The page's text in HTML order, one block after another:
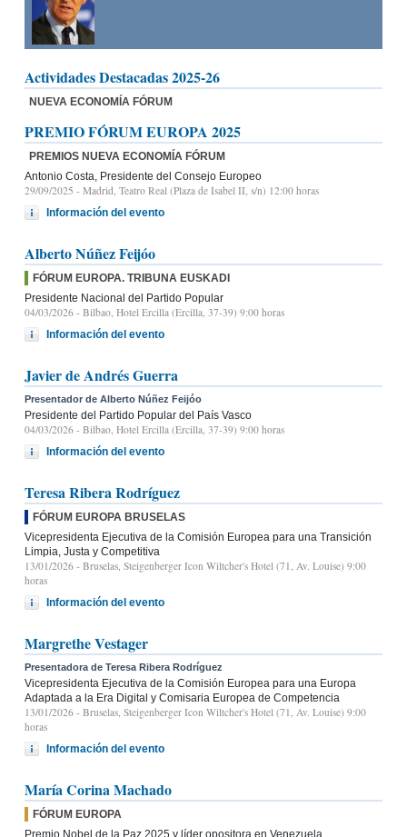
Actividades Destacadas 2025-26
NUEVA ECONOMÍA FÓRUM
PREMIO FÓRUM EUROPA 2025
PREMIOS NUEVA ECONOMÍA FÓRUM
Antonio Costa, Presidente del Consejo Europeo
29/09/2025 - Madrid, Teatro Real (Plaza de Isabel II, s/n) 12:00 horas
Información del evento
Alberto Núñez Feijóo
FÓRUM EUROPA. TRIBUNA EUSKADI
Presidente Nacional del Partido Popular
04/03/2026 - Bilbao, Hotel Ercilla (Ercilla, 37-39) 9:00 horas
Información del evento
Javier de Andrés Guerra
Presentador de Alberto Núñez Feijóo
Presidente del Partido Popular del País Vasco
04/03/2026 - Bilbao, Hotel Ercilla (Ercilla, 37-39) 9:00 horas
Información del evento
Teresa Ribera Rodríguez
FÓRUM EUROPA BRUSELAS
Vicepresidenta Ejecutiva de la Comisión Europea para una Transición
Limpia, Justa y Competitiva
13/01/2026 - Bruselas, Steigenberger Icon Wiltcher's Hotel (71, Av. Louise) 9:00
horas
Información del evento
Margrethe Vestager
Presentadora de Teresa Ribera Rodríguez
Vicepresidenta Ejecutiva de la Comisión Europea para una Europa
Adaptada a la Era Digital y Comisaria Europea de Competencia
13/01/2026 - Bruselas, Steigenberger Icon Wiltcher's Hotel (71, Av. Louise) 9:00
horas
Información del evento
María Corina Machado
FÓRUM EUROPA
Premio Nobel de la Paz 2025 y líder opositora en Venezuela